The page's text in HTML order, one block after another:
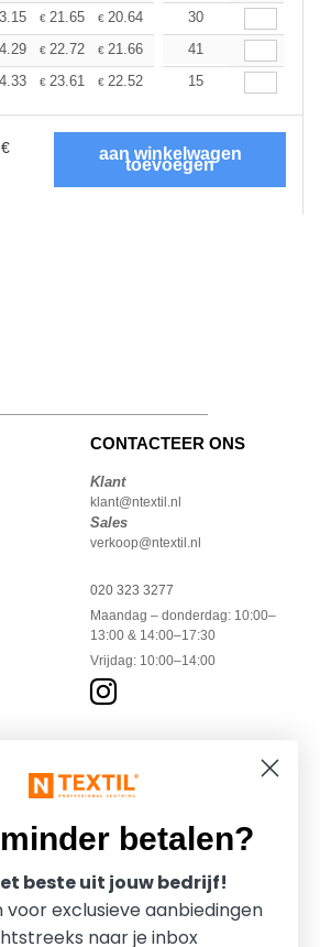
€ 21.65 € 20.64 19.48
30
€ 22.72 € 21.66 20.44
41
€ 23.61 € 22.52 21.25
15
€
CONTACTEER ONS
Klant
klant@ntextil.nl
Sales
verkoop@ntextil.nl
020 323 3277
Maandag – donderdag: 10:00–
13:00 & 14:00–17:30
Vrijdag: 10:00–14:00
betalen?
beste uit jouw bedrijf!
voor exclusieve aanbiedingen
naar je inbox